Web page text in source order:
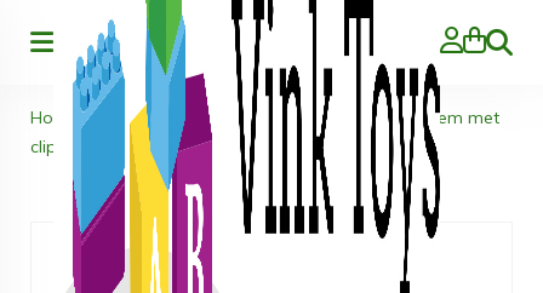
Zoeken
Home > Kleding Kids Haar accessoires > Diadeem met
clips en Strass steentjes - Regenboog